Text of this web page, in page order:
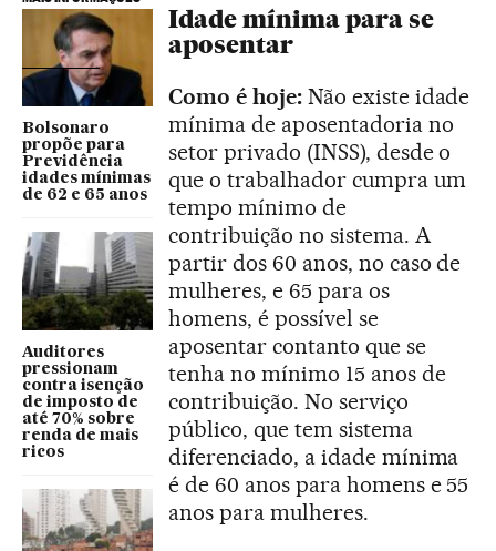
Bolsonaro
propõe para
Previdência
idades mínimas
de 62 e 65 anos
Auditores
pressionam
contra isenção
de imposto de
até 70% sobre
renda de mais
ricos
Idade mínima para se
aposentar
Como é hoje:Não existe idade
mínima de aposentadoria no
setor privado (INSS), desde o
que o trabalhador cumpra um
tempo mínimo de
contribuição no sistema. A
partir dos 60 anos, no caso de
mulheres, e 65 para os
homens, é possível se
aposentar contanto que se
tenha no mínimo 15 anos de
contribuição. No serviço
público, que tem sistema
diferenciado, a idade mínima
é de 60 anos para homens e 55
anos para mulheres.